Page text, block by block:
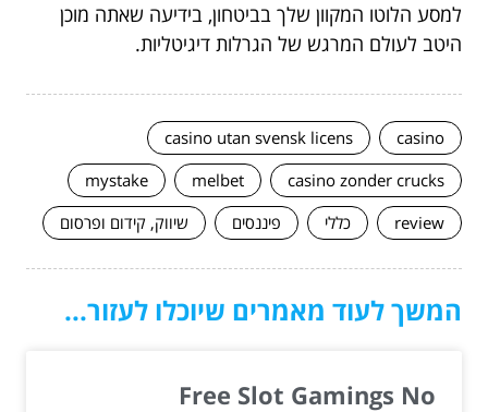
למסע הלוטו המקוון שלך בביטחון, בידיעה שאתה מוכן
היטב לעולם המרגש של הגרלות דיגיטליות.
casino
casino utan svensk licens
casino zonder crucks
melbet
mystake
review
כללי פיננסים שיווק, קידום ופרסום
המשך לעוד מאמרים שיוכלו לעזור...
Free Slot Gamings No